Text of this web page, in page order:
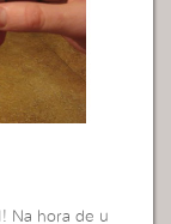
Na hora de u